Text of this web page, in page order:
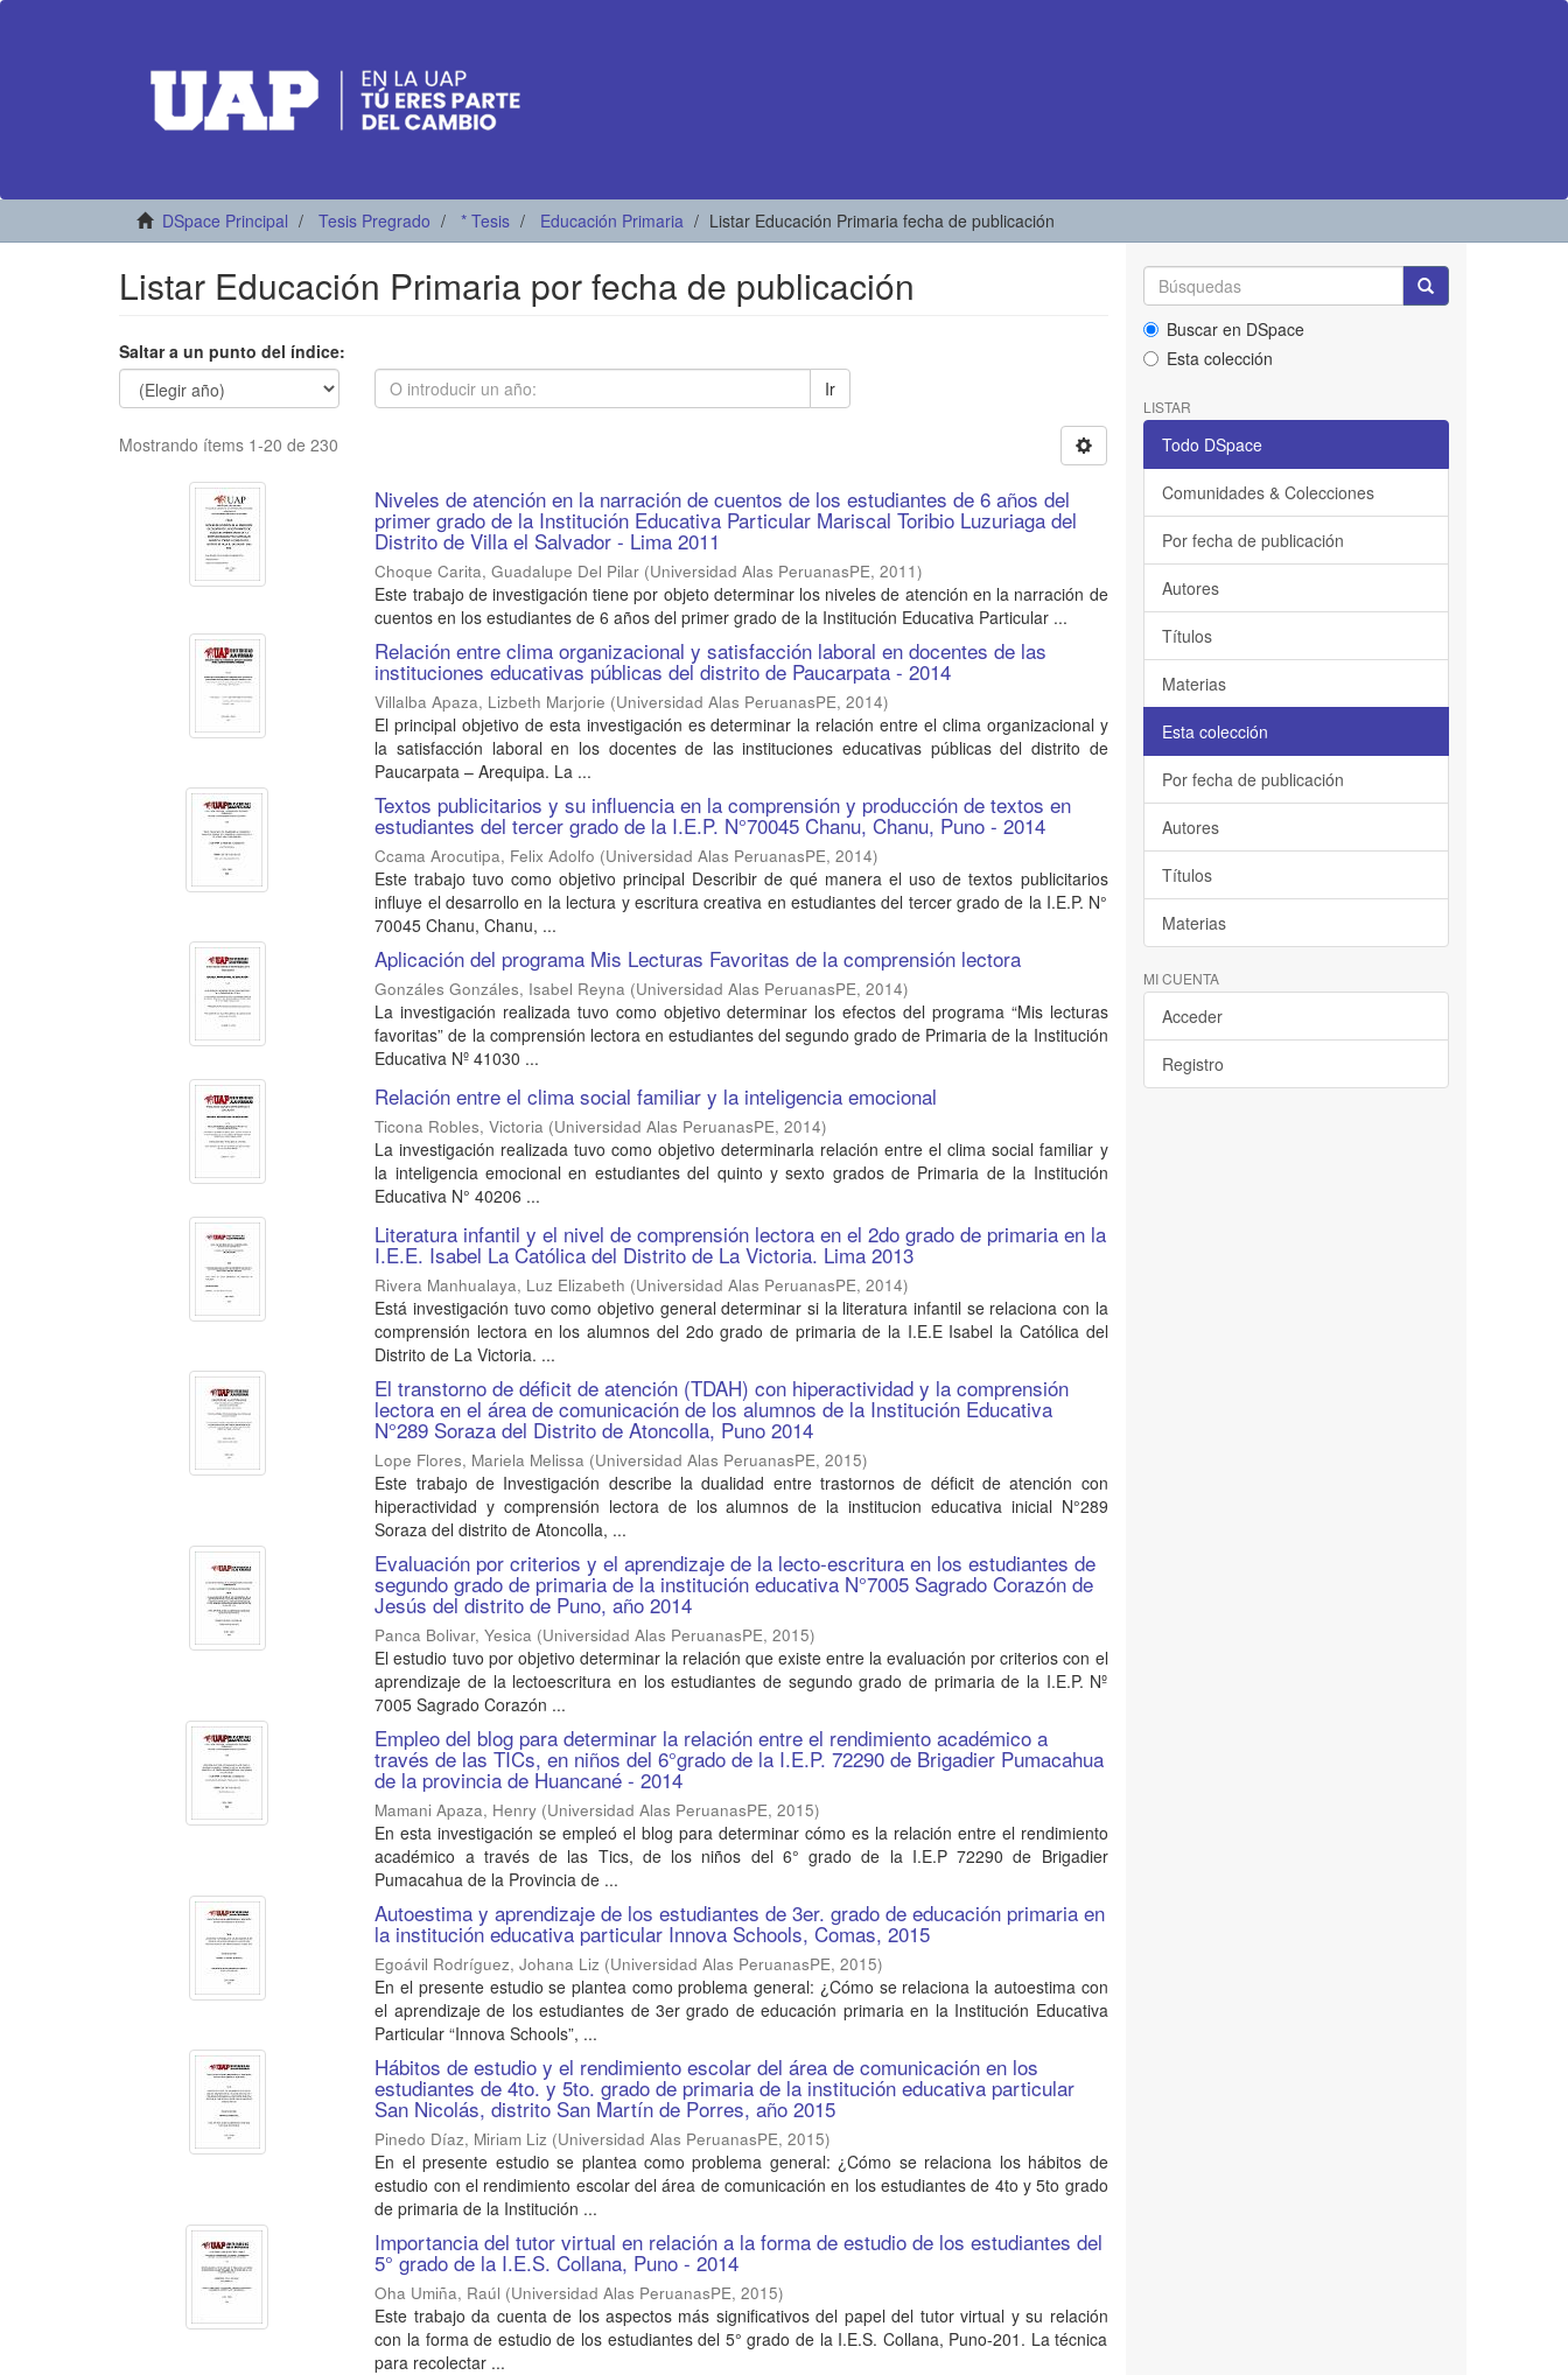
DSpace Principal Tesis Pregrado * Tesis Educación Primaria Listar Educación Primaria fecha de publicación
Listar Educación Primaria por fecha de publicación
Saltar a un punto del índice:
Ir
Mostrando ítems 1-20 de 230
Niveles de atención en la narración de cuentos de los estudiantes de 6 años del
primer grado de la Institución Educativa Particular Mariscal Toribio Luzuriaga del
Distrito de Villa el Salvador - Lima 2011
Choque Carita, Guadalupe Del Pilar (Universidad Alas PeruanasPE,2011)
Este trabajo de investigación tiene por objeto determinar los niveles de atención en la narración de
cuentos en los estudiantes de 6 años del primer grado de la Institución Educativa Particular ...
Relación entre clima organizacional y satisfacción laboral en docentes de las
instituciones educativas públicas del distrito de Paucarpata - 2014
Villalba Apaza, Lizbeth Marjorie (Universidad Alas PeruanasPE,2014)
El principal objetivo de esta investigación es determinar la relación entre el clima organizacional y
la satisfacción laboral en los docentes de las instituciones educativas públicas del distrito de
Paucarpata – Arequipa. La ...
Textos publicitarios y su influencia en la comprensión y producción de textos en
estudiantes del tercer grado de la I.E.P. N°70045 Chanu, Chanu, Puno - 2014
Ccama Arocutipa, Felix Adolfo (Universidad Alas PeruanasPE,2014)
Este trabajo tuvo como objetivo principal Describir de qué manera el uso de textos publicitarios
influye el desarrollo en la lectura y escritura creativa en estudiantes del tercer grado de la I.E.P. N°
70045 Chanu, Chanu, ...
Aplicación del programa Mis Lecturas Favoritas de la comprensión lectora
Gonzáles Gonzáles, Isabel Reyna (Universidad Alas PeruanasPE,2014)
La investigación realizada tuvo como objetivo determinar los efectos del programa “Mis lecturas
favoritas” de la comprensión lectora en estudiantes del segundo grado de Primaria de la Institución
Educativa Nº 41030 ...
Relación entre el clima social familiar y la inteligencia emocional
Ticona Robles, Victoria (Universidad Alas PeruanasPE,2014)
La investigación realizada tuvo como objetivo determinarla relación entre el clima social familiar y
la inteligencia emocional en estudiantes del quinto y sexto grados de Primaria de la Institución
Educativa N° 40206 ...
Literatura infantil y el nivel de comprensión lectora en el 2do grado de primaria en la
I.E.E. Isabel La Católica del Distrito de La Victoria. Lima 2013
Rivera Manhualaya, Luz Elizabeth (Universidad Alas PeruanasPE,2014)
Está investigación tuvo como objetivo general determinar si la literatura infantil se relaciona con la
comprensión lectora en los alumnos del 2do grado de primaria de la I.E.E Isabel la Católica del
Distrito de La Victoria. ...
El transtorno de déficit de atención (TDAH) con hiperactividad y la comprensión
lectora en el área de comunicación de los alumnos de la Institución Educativa
N°289 Soraza del Distrito de Atoncolla, Puno 2014
Lope Flores, Mariela Melissa (Universidad Alas PeruanasPE,2015)
Este trabajo de Investigación describe la dualidad entre trastornos de déficit de atención con
hiperactividad y comprensión lectora de los alumnos de la institucion educativa inicial N°289
Soraza del distrito de Atoncolla, ...
Evaluación por criterios y el aprendizaje de la lecto-escritura en los estudiantes de
segundo grado de primaria de la institución educativa N°7005 Sagrado Corazón de
Jesús del distrito de Puno, año 2014
Panca Bolivar, Yesica (Universidad Alas PeruanasPE,2015)
El estudio tuvo por objetivo determinar la relación que existe entre la evaluación por criterios con el
aprendizaje de la lectoescritura en los estudiantes de segundo grado de primaria de la I.E.P. Nº
7005 Sagrado Corazón ...
Empleo del blog para determinar la relación entre el rendimiento académico a
través de las TICs, en niños del 6°grado de la I.E.P. 72290 de Brigadier Pumacahua
de la provincia de Huancané - 2014
Mamani Apaza, Henry (Universidad Alas PeruanasPE,2015)
En esta investigación se empleó el blog para determinar cómo es la relación entre el rendimiento
académico a través de las Tics, de los niños del 6° grado de la I.E.P 72290 de Brigadier
Pumacahua de la Provincia de ...
Autoestima y aprendizaje de los estudiantes de 3er. grado de educación primaria en
la institución educativa particular Innova Schools, Comas, 2015
Egoávil Rodríguez, Johana Liz (Universidad Alas PeruanasPE,2015)
En el presente estudio se plantea como problema general: ¿Cómo se relaciona la autoestima con
el aprendizaje de los estudiantes de 3er grado de educación primaria en la Institución Educativa
Particular “Innova Schools”, ...
Hábitos de estudio y el rendimiento escolar del área de comunicación en los
estudiantes de 4to. y 5to. grado de primaria de la institución educativa particular
San Nicolás, distrito San Martín de Porres, año 2015
Pinedo Díaz, Miriam Liz (Universidad Alas PeruanasPE,2015)
En el presente estudio se plantea como problema general: ¿Cómo se relaciona los hábitos de
estudio con el rendimiento escolar del área de comunicación en los estudiantes de 4to y 5to grado
de primaria de la Institución ...
Importancia del tutor virtual en relación a la forma de estudio de los estudiantes del
5° grado de la I.E.S. Collana, Puno - 2014
Oha Umiña, Raúl (Universidad Alas PeruanasPE,2015)
Este trabajo da cuenta de los aspectos más significativos del papel del tutor virtual y su relación
con la forma de estudio de los estudiantes del 5° grado de la I.E.S. Collana, Puno-201. La técnica
para recolectar ...
Buscar en DSpace
Esta colección
LISTAR
Todo DSpace
Comunidades & Colecciones
Por fecha de publicación
Autores
Títulos
Materias
Esta colección
Por fecha de publicación
Autores
Títulos
Materias
MI CUENTA
Acceder
Registro